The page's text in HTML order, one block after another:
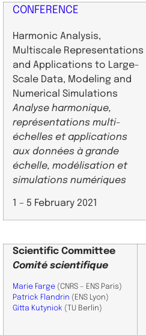
CONFERENCE
Harmonic Analysis,
Multiscale Representations
and Applications to Large-
Scale Data, Modeling and
Numerical Simulations
Analyse harmonique,
représentations multi-
échelles et applications
aux données à grande
échelle, modélisation et
simulations numériques
1 – 5 February 2021
Scientific Committee
Comité scientifique
Marie Farge (CNRS – ENS Paris)
Patrick Flandrin (ENS Lyon)
Gitta Kutyniok (TU Berlin)